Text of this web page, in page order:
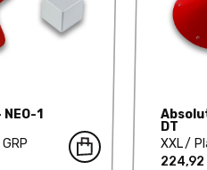
1
GRP
DT
XXL
224,92